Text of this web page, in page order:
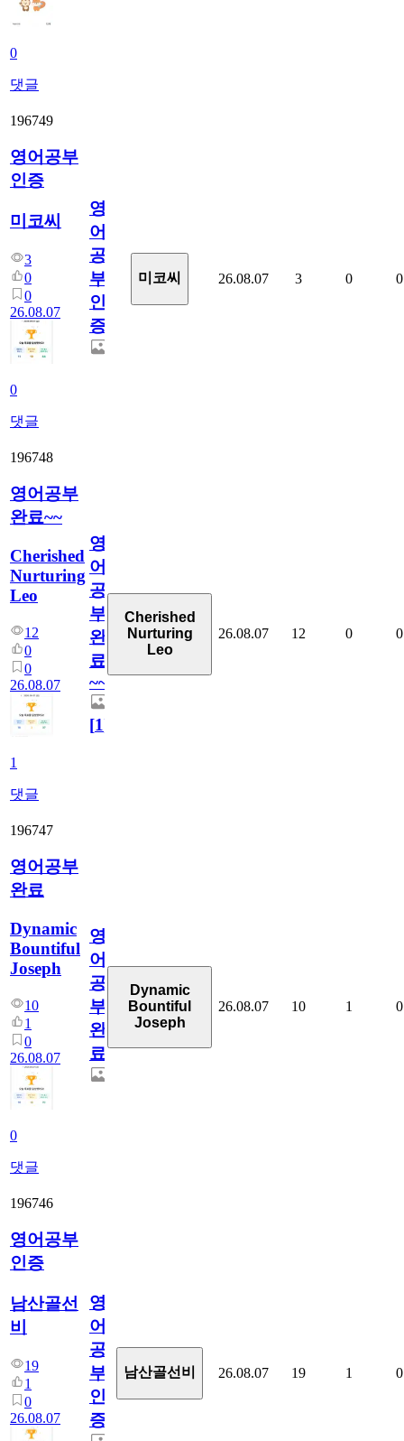
0
댓글
196749
영어공부
인증
미코씨
3
0
0
26.08.07
0
댓글
영
어
공
부
인
증
미코씨 26.08.07 3 0 0
196748
영어공부
완료~~
Cherished
Nurturing
Leo
12
0
0
26.08.07
1
댓글
영
어
공
부
완
료
~~
[1]
Cherished
Nurturing
Leo
26.08.07 12 0 0
196747
영어공부
완료
Dynamic
Bountiful
Joseph
10
1
0
26.08.07
0
댓글
영
어
공
부
완
료
Dynamic
Bountiful
Joseph
26.08.07 10 1 0
196746
영어공부
인증
남산골선
비
19
1
0
26.08.07
영
어
공
부
인
증
남산골선비 26.08.07 19 1 0